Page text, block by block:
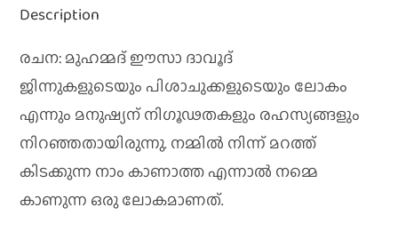
Description
രചന: മുഹമ്മദ് ഈസാ ദാവൂദ്
ജിന്നുകളുടെയും പിശാചുക്കളുടെയും ലോകം
എന്നും മനുഷ്യന് നിഗൂഢതകളും രഹസ്യങ്ങളും
നിറഞ്ഞതായിരുന്നു. നമ്മിൽ നിന്ന് മറത്ത്
കിടക്കുന്ന നാം കാണാത്ത എന്നാൽ നമ്മെ
കാണുന്ന ഒരു ലോകമാണത്.